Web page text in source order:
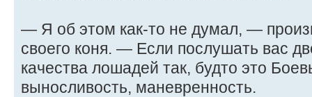
— Я об этом как-то не думал, —
своего коня. — Если послушать вас
качества лошадей так, будто это
выносливость, маневренность.